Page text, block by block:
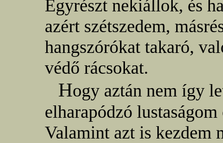
Egyrészt nekiállok, és
azért szétszedem,
hangszórókat takaró,
védő rácsokat.
Hogy aztán nem így
elharapódzó
Valamint azt is kezdem